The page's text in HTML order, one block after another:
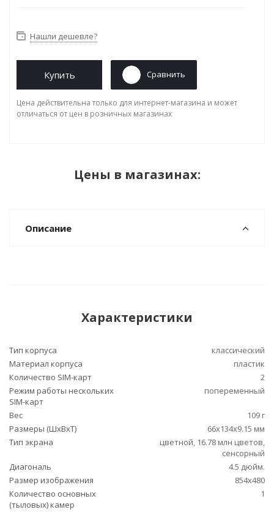
Нашли дешевле?
Купить Сравнить
Цена действительна только для интернет-магазина и может
отличаться от цен в розничных магазинах
Цены в магазинах:
Описание
Характеристики
Тип корпуса
классический
Материал корпуса
пластик
Количество SIM-карт
2
Режим работы нескольких
SIM-карт
попеременный
Вес
109 г
Размеры (ШxВxТ)
66x134x9.15 мм
Тип экрана
цветной, 16.78 млн цветов,
сенсорный
Диагональ
4.5 дюйм.
Размер изображения
854x480
Количество основных
(тыловых) камер
1